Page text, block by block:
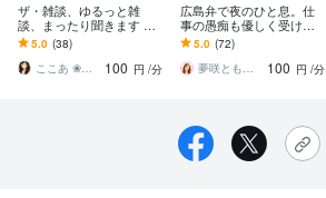
ザ・雑談、ゆるっと雑
談、まったり聞きます た
だ話したいだけのあなた
へ まったりしっかり聞き
ます
5.0 (38)
ここあ ❀ぽかぽか相談室❀
100 円 /分
広島弁で夜のひと息。仕
事の愚痴も優しく受け止
めます 広島弁のぬくもり
で、頑張るあなたをそっ
と支えます
5.0 (72)
夢咲ともこ♡心あたたまる時間
100 円 /分